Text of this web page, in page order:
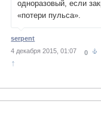
одноразовый, если
«потери пульса».
serpent
4 декабря 2015, 01:07
0
↑